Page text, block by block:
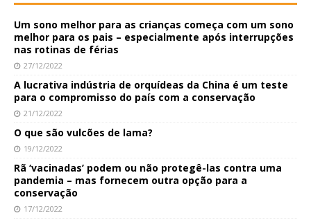
Um sono melhor para as crianças começa com um sono
melhor para os pais – especialmente após interrupções
nas rotinas de férias
27/12/2022
A lucrativa indústria de orquídeas da China é um teste
para o compromisso do país com a conservação
21/12/2022
O que são vulcões de lama?
19/12/2022
Rã ‘vacinadas’ podem ou não protegê-las contra uma
pandemia – mas fornecem outra opção para a
conservação
17/12/2022